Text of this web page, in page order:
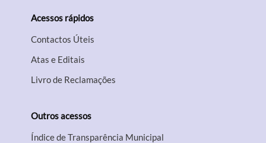
Acessos rápidos
Contactos Úteis
Atas e Editais
Livro de Reclamações
Outros acessos
Índice de Transparência Municipal